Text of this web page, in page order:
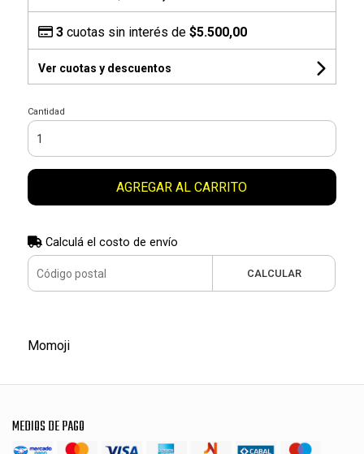
3cuotas sin interés de $5.500,00
Ver cuotas y descuentos
Cantidad
AGREGAR AL CARRITO
Calculá el costo de envío
CALCULAR
Momoji
MEDIOS DE PAGO